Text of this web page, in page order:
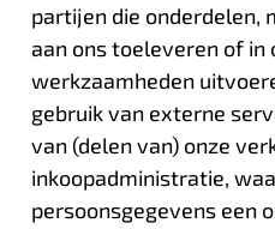
partijen die onderdelen,
aan ons toeleveren of in
werkzaamheden
gebruik van externe
van (delen van) onze
inkoopadministratie,
persoonsgegevens een